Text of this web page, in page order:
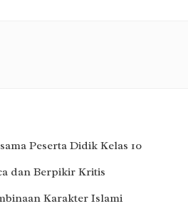
Peserta Didik Kelas 10
dan Berpikir Kritis
Karakter Islami